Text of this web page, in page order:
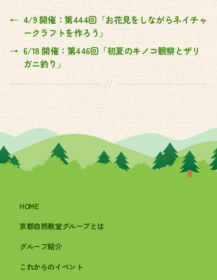
← 4/9 開催：第444回「お花見をしながらネイチャ
ークラフトを作ろう」
→ 6/18 開催：第446回「初夏のキノコ観察とザリ
ガニ釣り」
HOME
京都自然教室グループとは
グループ紹介
これからのイベント